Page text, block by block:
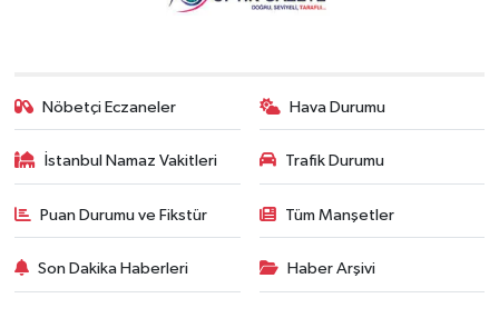
Nöbetçi Eczaneler Hava Durumu
İstanbul Namaz Vakitleri Trafik Durumu
Puan Durumu ve Fikstür Tüm Manşetler
Son Dakika Haberleri Haber Arşivi